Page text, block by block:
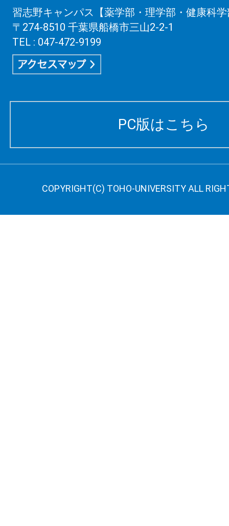
習志野キャンパス【薬学部・理学部・健康科
〒274-8510 千葉県船橋市三山2-2-1
TEL : 047-472-9199
PC版はこちら
COPYRIGHT(C) TOHO-UNIVERSITY ALL